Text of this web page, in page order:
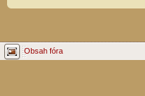
Obsah fóra